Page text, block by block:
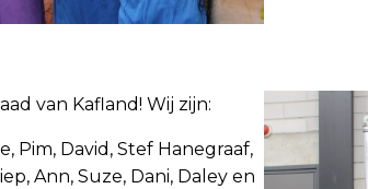
van Kafland! Wij zijn:
Pim, David, Stef Hanegraaf,
Ann, Suze, Dani, Daley en